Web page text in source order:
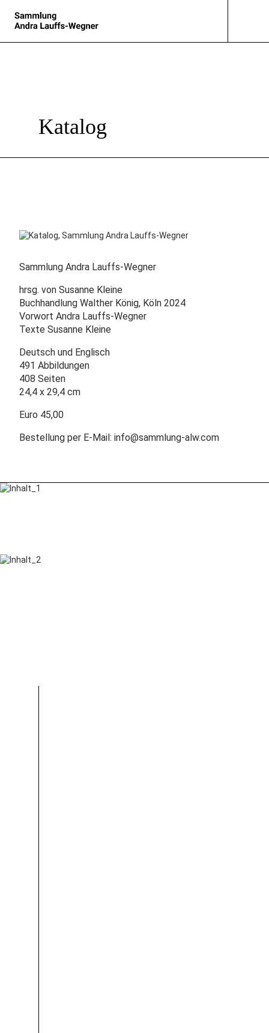
Katalog
Sammlung Andra Lauffs-Wegner
hrsg. von Susanne Kleine
Buchhandlung Walther König, Köln 2024
Vorwort Andra Lauffs-Wegner
Texte Susanne Kleine
Deutsch und Englisch
491 Abbildungen
408 Seiten
24,4 x 29,4 cm
Euro 45,00
Bestellung per E-Mail: info@sammlung-alw.com